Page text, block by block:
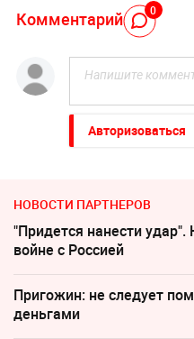
Комментарий 0
Авторизоваться
НОВОСТИ ПАРТНЕРОВ
"Придется нанести
войне с Россией
Пригожин: не следует
деньгами